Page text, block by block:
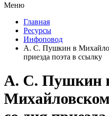
Меню
Главная
Ресурсы
Инфоповод
А. С. Пушкин в
приезда поэта в ссылку
А. С. Пушкин